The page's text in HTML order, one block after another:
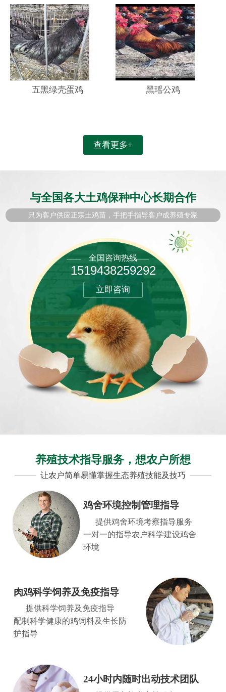
五黑绿壳蛋鸡 黑瑶公鸡
查看更多+
与全国各大土鸡保种中心长期合作
只为客户供应正宗土鸡苗，手把手指导客户成养殖专家
全国咨询热线
1519438259292
立即咨询
养殖技术指导服务，想农户所想
让农户简单易懂掌握生态养殖技能及技巧
鸡舍环境控制管理指导
提供鸡舍环境考察指导服务
一对一的指导农户科学建设鸡舍
环境
肉鸡科学饲养及免疫指导
提供科学饲养及免疫指导
配制科学健康的鸡饲料及生长防
护指导
24小时内随时出动技术团队